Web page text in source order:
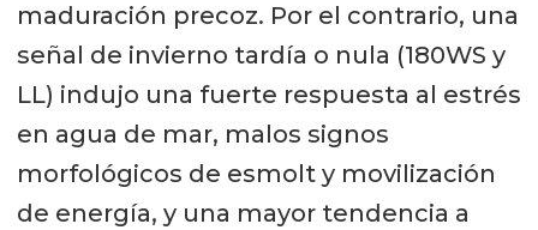
maduración precoz. Por el contrario, una
señal de invierno tardía o nula (180WS y
LL) indujo una fuerte respuesta al estrés
en agua de mar, malos signos
morfológicos de esmolt y movilización
de energía, y una mayor tendencia a